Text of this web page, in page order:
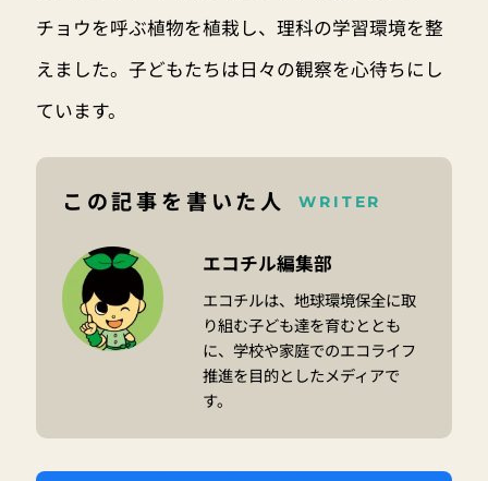
チョウを呼ぶ植物を植栽し、理科の学習環境を整
えました。子どもたちは日々の観察を心待ちにし
ています。
この記事を書いた人 WRITER
エコチル編集部
エコチルは、地球環境保全に取
り組む子ども達を育むととも
に、学校や家庭でのエコライフ
推進を目的としたメディアで
す。